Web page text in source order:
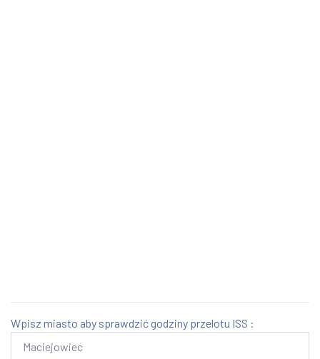
Wpisz miasto aby sprawdzić godziny przelotu ISS :